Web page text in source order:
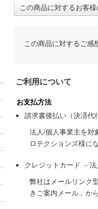
この商品に対するお客
この商品に対するご感
ご利用について
お支払方法
請求書後払い（決済代
法人/個人事業主を対
ロテクションズ様に
クレジットカード －
弊社はメールリンク
きご案内メール」か